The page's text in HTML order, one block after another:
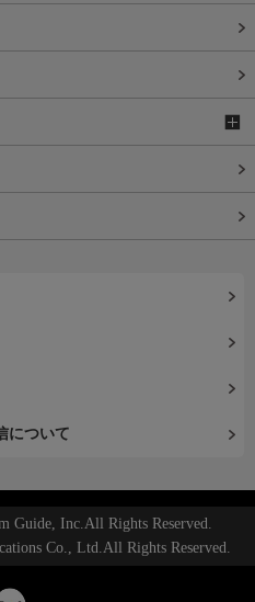
について
Guide, Inc.All Rights Reserved.
Co., Ltd.All Rights Reserved.